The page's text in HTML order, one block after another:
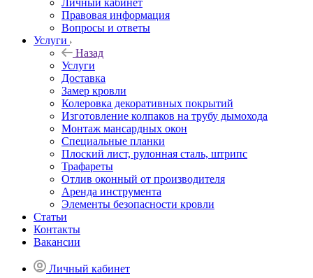
Личный кабинет
Правовая информация
Вопросы и ответы
Услуги
Назад
Услуги
Доставка
Замер кровли
Колеровка декоративных покрытий
Изготовление колпаков на трубу дымохода
Монтаж мансардных окон
Специальные планки
Плоский лист, рулонная сталь, штрипс
Трафареты
Отлив оконный от производителя
Аренда инструмента
Элементы безопасности кровли
Статьи
Контакты
Вакансии
Личный кабинет